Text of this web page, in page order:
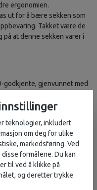
ergonomien.
ut for å bære sekken som
Takket være de
at denne sekken varer i
godkjente, gjenvunnet med
bæresele og hoftebelte
ekstra polstring og
hver del
skiller skitne eller
teknologier, inkludert
om deg for ulike
markedsføring. Ved
formålene. Du kan
til ved å klikke på
og deretter trykke